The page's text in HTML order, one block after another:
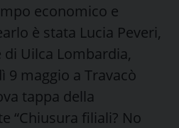
economico e
è stata Lucia Peveri,
Uilca Lombardia,
maggio a Travacò
tappa della
“Chiusura filiali? No